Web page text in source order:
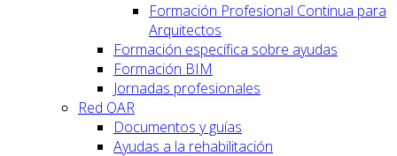
Formación Profesional Continua para
Arquitectos
Formación específica sobre ayudas
Formación BIM
Jornadas profesionales
Red OAR
Documentos y guías
Ayudas a la rehabilitación